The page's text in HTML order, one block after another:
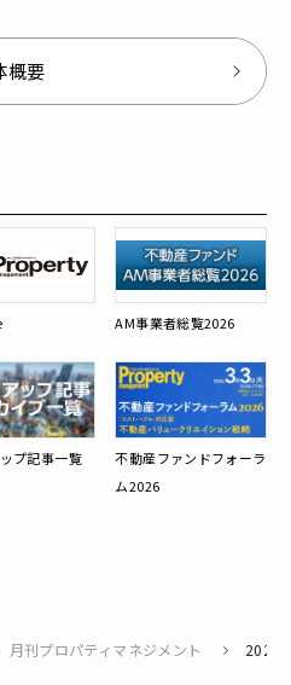
概要
AM事業者総覧2026
プ記事一覧
不動産ファンドフォーラ
ム2026
月刊プロパティマネジメント 2025